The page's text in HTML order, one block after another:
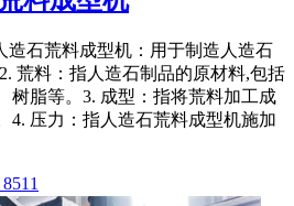
造石荒料成型机：用于制造人造石
荒料：指人造石制品的原材料,包括
树脂等。3. 成型：指将荒料加工成
4. 压力：指人造石荒料成型机施加